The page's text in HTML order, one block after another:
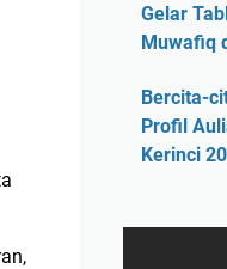
Gelar
Muwafiq
Bercita-
Profil
Kerinci